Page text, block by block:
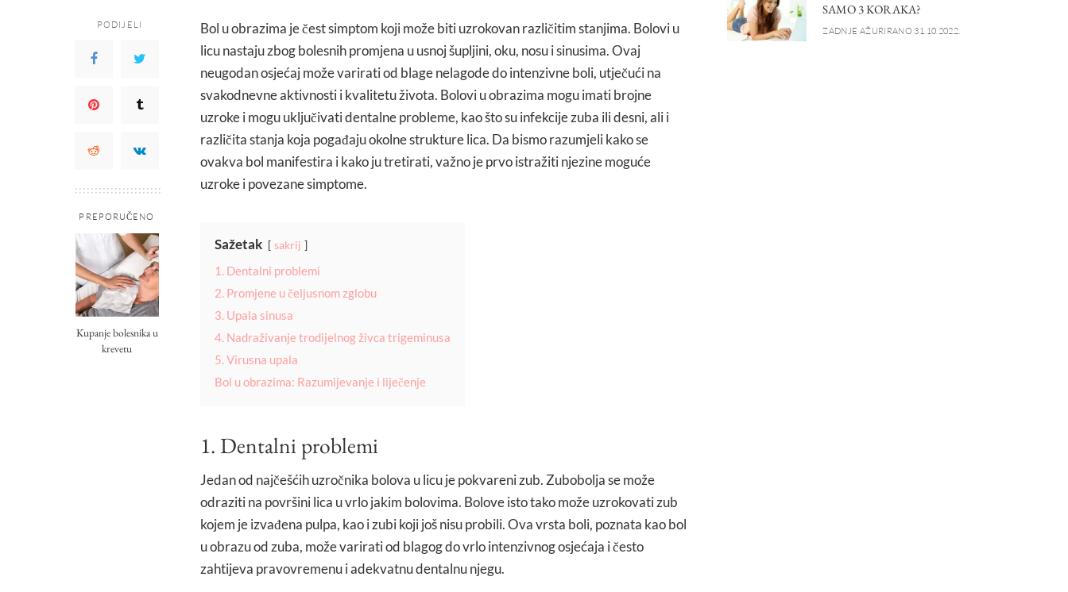
PODIJELI
PREPORUČENO
Kupanje bolesnika u
krevetu
Bol u obrazima je čest simptom koji može biti uzrokovan različitim stanjima. Bolovi u
licu nastaju zbog bolesnih promjena u usnoj šupljini, oku, nosu i sinusima. Ovaj
neugodan osjećaj može varirati od blage nelagode do intenzivne boli, utječući na
svakodnevne aktivnosti i kvalitetu života. Bolovi u obrazima mogu imati brojne
uzroke i mogu uključivati dentalne probleme, kao što su infekcije zuba ili desni, ali i
različita stanja koja pogađaju okolne strukture lica. Da bismo razumjeli kako se
ovakva bol manifestira i kako ju tretirati, važno je prvo istražiti njezine moguće
uzroke i povezane simptome.
Sažetak sakrij
1. Dentalni problemi
2. Promjene u čeljusnom zglobu
3. Upala sinusa
4. Nadraživanje trodijelnog živca trigeminusa
5. Virusna upala
Bol u obrazima: Razumijevanje i liječenje
1. Dentalni problemi
Jedan od najčešćih uzročnika bolova u licu je pokvareni zub. Zubobolja se može
odraziti na površini lica u vrlo jakim bolovima. Bolove isto tako može uzrokovati zub
kojem je izvađena pulpa, kao i zubi koji još nisu probili. Ova vrsta boli, poznata kao bol
u obrazu od zuba, može varirati od blagog do vrlo intenzivnog osjećaja i često
zahtijeva pravovremenu i adekvatnu dentalnu njegu.
SAMO 3 KORAKA?
ZADNJE AŽURIRANO 31.10.2022.